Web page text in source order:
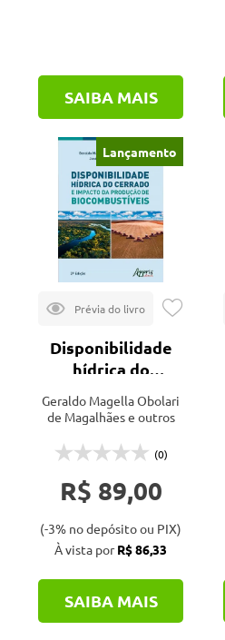
SAIBA MAIS
Lançamento
Disponibilidade
hídrica do
cerrado e
impacto da
biocombustíveis -
2ª ed.
Geraldo Magella Obolari
de Magalhães e outros
(0)
R$ 89,00
(-3% no depósito ou PIX)
À vista porR$ 86,33
SAIBA MAIS